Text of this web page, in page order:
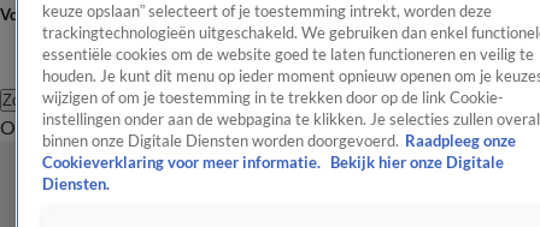
Volg Shownieuws
Zoeken
OverzichtEntertainmentSpraakmakendRealityCrimeVideo's
keuze opslaan” selecteert of je toestemming intrekt, worden deze
trackingtechnologieën uitgeschakeld. We gebruiken dan enkel
essentiële cookies om de website goed te laten functioneren en veilig te
houden. Je kunt dit menu op ieder moment opnieuw openen om je
wijzigen of om je toestemming in te trekken door op de link Cookie-
instellingen onder aan de webpagina te klikken. Je selecties zullen overal
binnen onze Digitale Diensten worden doorgevoerd. Raadpleeg onze
Cookieverklaring voor meer informatie.
Bekijk hier onze Digitale
Diensten.